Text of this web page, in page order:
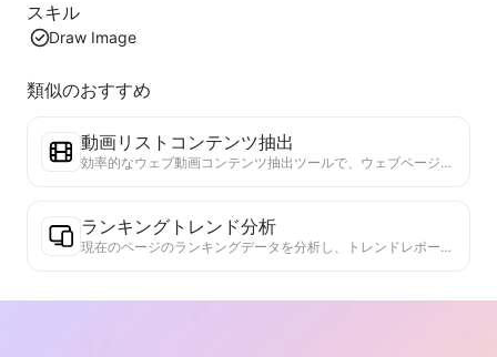
スキル
Draw Image
類似のおすすめ
動画リストコンテンツ抽出
効率的なウェブ動画コンテンツ抽出ツールで、ウェブページを迅速にスキャンし、動画情報を構造化されたMarkdownテーブルに整理します。
ランキングトレンド分析
現在のページのランキングデータを分析し、トレンドレポートを生成します。人気のカテゴリ、急成長している製品タイプ、新興技術を特定します。最新の製品トレンドと市場動向を理解するための即時市場インサイトを提供します。